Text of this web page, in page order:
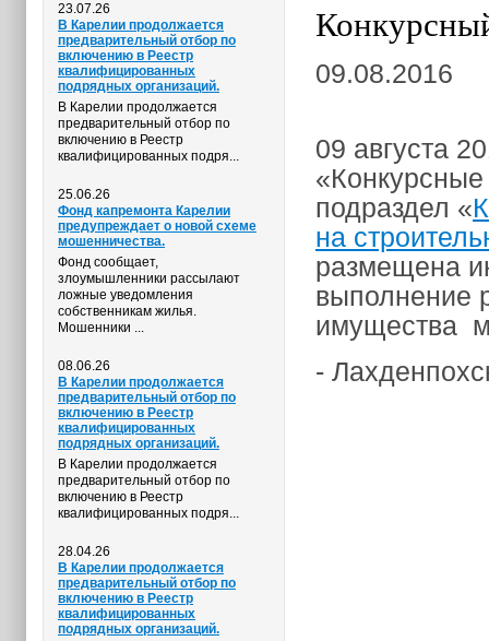
23.07.26
В Карелии продолжается
предварительный отбор по
включению в Реестр
квалифицированных
подрядных организаций.
В Карелии продолжается
предварительный отбор по
включению в Реестр
квалифицированных подря...
25.06.26
Фонд капремонта Карелии
предупреждает о новой схеме
мошенничества.
Фонд сообщает,
злоумышленники рассылают
ложные уведомления
собственникам жилья.
Мошенники ...
08.06.26
В Карелии продолжается
предварительный отбор по
включению в Реестр
квалифицированных
подрядных организаций.
В Карелии продолжается
предварительный отбор по
включению в Реестр
квалифицированных подря...
28.04.26
В Карелии продолжается
предварительный отбор по
включению в Реестр
квалифицированных
подрядных организаций.
09.08.2016
09 августа
подраздел «
на
размещена
выполнение
имущества
-